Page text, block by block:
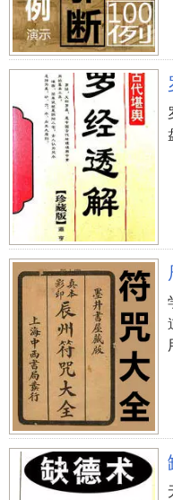
立即购买